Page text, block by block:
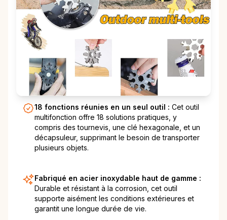
18 fonctions réunies en un seul outil : Cet outil
multifonction offre 18 solutions pratiques, y
compris des tournevis, une clé hexagonale, et un
décapsuleur, supprimant le besoin de transporter
plusieurs objets.
Fabriqué en acier inoxydable haut de gamme :
Durable et résistant à la corrosion, cet outil
supporte aisément les conditions extérieures et
garantit une longue durée de vie.